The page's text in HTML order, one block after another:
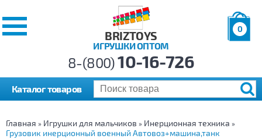
BRIZTOYS
ИГРУШКИ ОПТОМ
0
р.
8-(800)10-16-726
Каталог товаров
Главная » Игрушки для мальчиков » Инерционная техника »
Грузовик инерционный военный Автовоз+машина,танк